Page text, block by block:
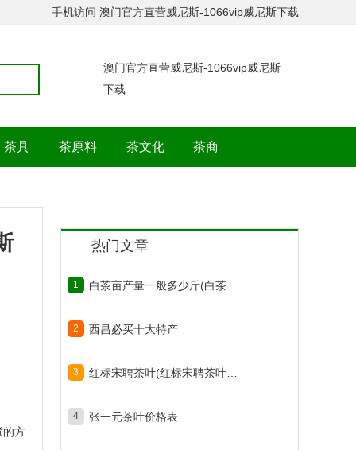
手机访问 澳门官方直营威尼斯-1066vip威尼斯下载
澳门官方直营威尼斯-1066vip威尼斯
下载
茶具 茶原料 茶文化 茶商
的方
热门文章
1
2 西昌必买十大特产
3
4 张一元茶叶价格表